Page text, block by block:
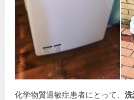
化学物質過敏症患者にとって、 洗